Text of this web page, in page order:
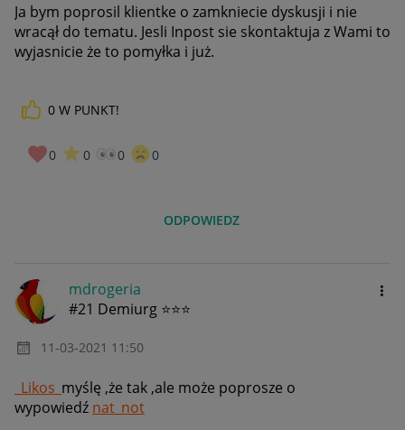
Ja bym poprosil klientke o zamkniecie dyskusji i nie
wracął do tematu. Jesli Inpost sie skontaktuja z Wami to
wyjasnicie że to pomyłka i już.
0 W PUNKT!
0 0 0 0
ODPOWIEDZ
mdrogeria
#21 Demiurg ⭐⭐⭐
‎11-03-2021 11:50
_Likos_ myślę ,że tak ,ale może poprosze o
wypowiedź nat_not